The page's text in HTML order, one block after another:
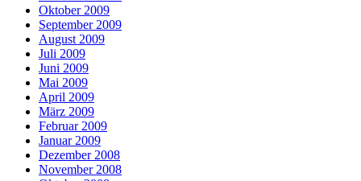
Oktober 2009
September 2009
August 2009
Juli 2009
Juni 2009
Mai 2009
April 2009
März 2009
Februar 2009
Januar 2009
Dezember 2008
November 2008